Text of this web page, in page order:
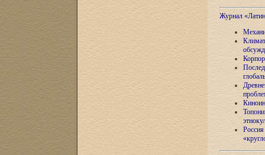
Журнал